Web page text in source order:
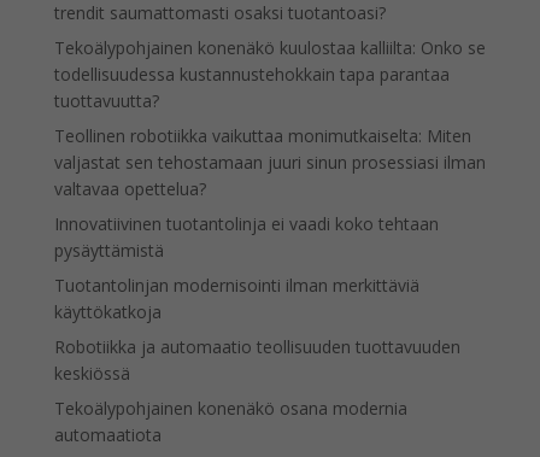
trendit saumattomasti osaksi tuotantoasi?
Tekoälypohjainen konenäkö kuulostaa kalliilta: Onko se
todellisuudessa kustannustehokkain tapa parantaa
tuottavuutta?
Teollinen robotiikka vaikuttaa monimutkaiselta: Miten
valjastat sen tehostamaan juuri sinun prosessiasi ilman
valtavaa opettelua?
Innovatiivinen tuotantolinja ei vaadi koko tehtaan
pysäyttämistä
Tuotantolinjan modernisointi ilman merkittäviä
käyttökatkoja
Robotiikka ja automaatio teollisuuden tuottavuuden
keskiössä
Tekoälypohjainen konenäkö osana modernia
automaatiota